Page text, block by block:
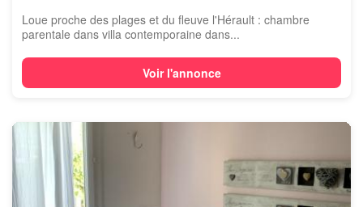
Loue proche des plages et du fleuve l'Hérault : chambre
parentale dans villa contemporaine dans...
Voir l'annonce